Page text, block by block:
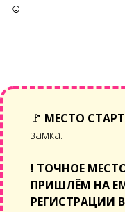
☺
🚩 МЕСТО
замка.
! ТОЧНОЕ
ПРИШЛЁМ НА
РЕГИСТРАЦИИ